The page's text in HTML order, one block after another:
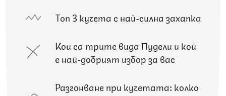
Топ 3 кучета с най-силна захапка
Кои са трите вида Пудели и кой
е най-добрият избор за вас
Разгонване при кучетата: колко